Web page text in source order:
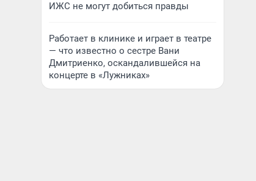
ИЖС не могут добиться правды
Работает в клинике и играет в театре
— что известно о сестре Вани
Дмитриенко, оскандалившейся на
концерте в «Лужниках»